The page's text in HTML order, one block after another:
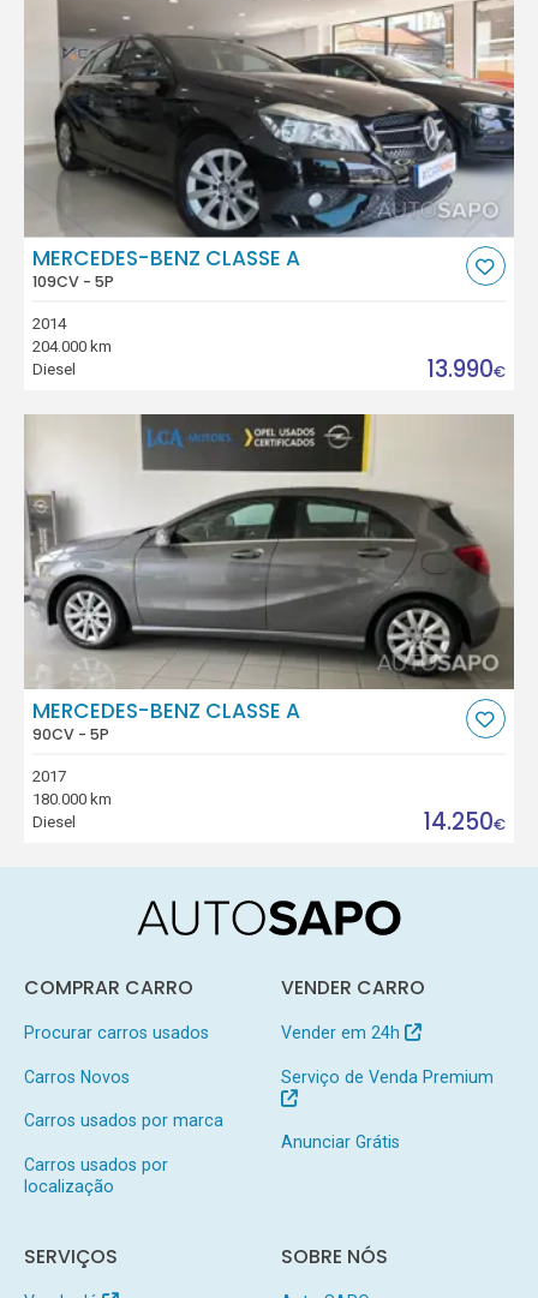
MERCEDES-BENZ CLASSE A
109CV - 5P
2014
204.000 km
Diesel
13.990€
MERCEDES-BENZ CLASSE A
90CV - 5P
2017
180.000 km
Diesel
14.250€
COMPRAR CARRO
Procurar carros usados
Carros Novos
Carros usados por marca
Carros usados por
localização
VENDER CARRO
Vender em 24h
Serviço de Venda Premium
Anunciar Grátis
SERVIÇOS SOBRE NÓS